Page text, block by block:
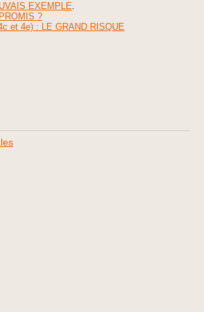
EXEMPLE.
?
et 4e) : LE GRAND RISQUE